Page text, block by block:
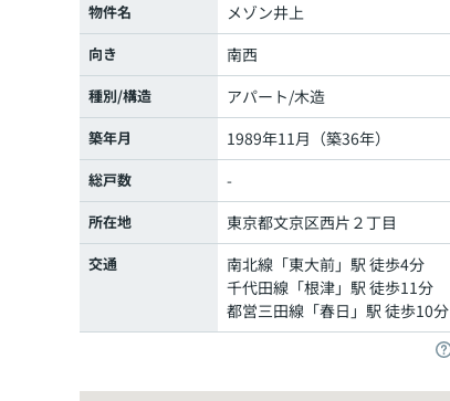
物件名 メゾン井上
向き 南西
種別/構造 アパート/木造
築年月 1989年11月（築36年）
総戸数 -
所在地 東京都文京区西片 ２丁目
交通 南北線 「東大前」駅 徒歩4分
千代田線 「根津」駅 徒歩11分
都営三田線 「春日 」駅 徒歩10分